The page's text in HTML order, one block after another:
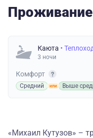
Проживание
Каюта •
3 ночи
Комфорт
Средний Выше
«Михаил Кутузов» –